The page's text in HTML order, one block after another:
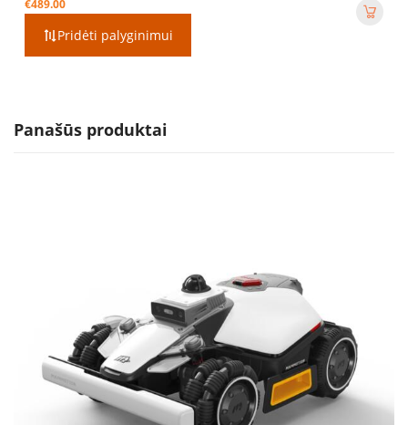
€489.00
Pridėti palyginimui
Panašūs produktai